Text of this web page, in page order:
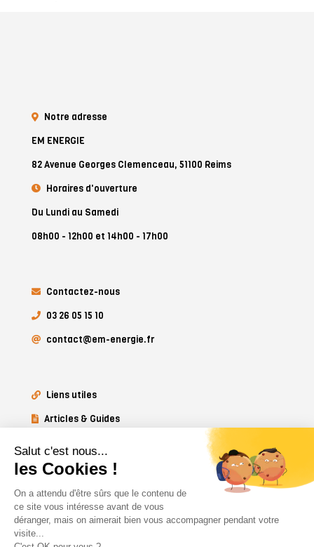
Notre adresse
EM ENERGIE
82 Avenue Georges Clemenceau, 51100 Reims
Horaires d'ouverture
Du Lundi au Samedi
08h00 - 12h00 et 14h00 - 17h00
Contactez-nous
03 26 05 15 10
contact@em-energie.fr
Liens utiles
Articles & Guides